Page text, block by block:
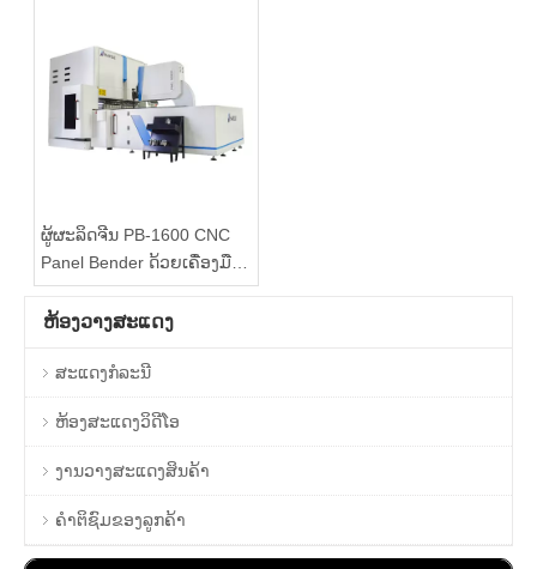
ຜູ້ຜະລິດຈີນ PB-1600 CNC
Panel Bender ດ້ວຍເຄື່ອງມື
ຊ່ວຍ
ຫ້ອງວາງສະແດງ
ສະແດງກໍລະນີ
ຫ້ອງສະແດງວິດີໂອ
ງານວາງສະແດງສິນຄ້າ
ຄໍາຕິຊົມຂອງລູກຄ້າ